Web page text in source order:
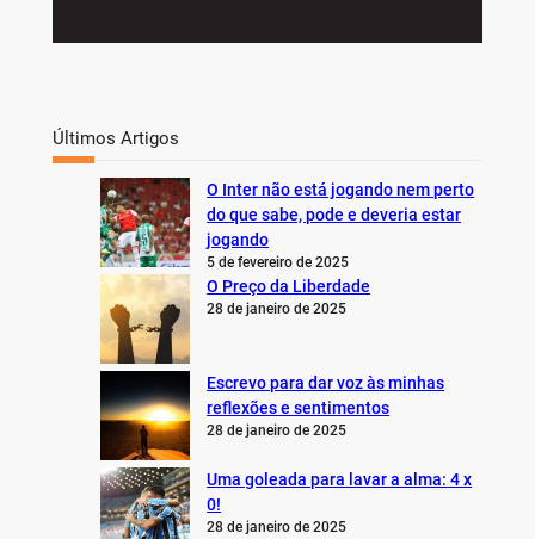
Últimos Artigos
O Inter não está jogando nem perto
do que sabe, pode e deveria estar
jogando
5 de fevereiro de 2025
O Preço da Liberdade
28 de janeiro de 2025
Escrevo para dar voz às minhas
reflexões e sentimentos
28 de janeiro de 2025
Uma goleada para lavar a alma: 4 x
0!
28 de janeiro de 2025